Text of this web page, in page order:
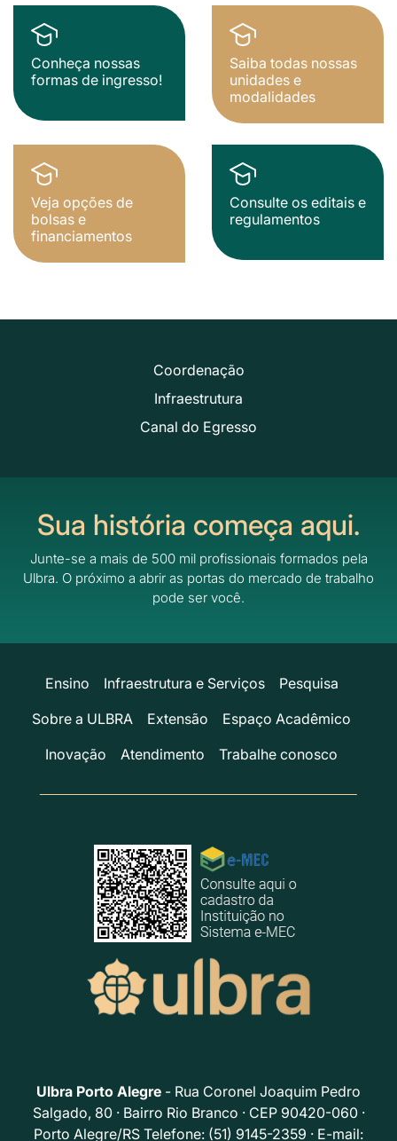
Conheça nossas
formas de ingresso!
Saiba todas nossas
unidades e
modalidades
Veja opções de
bolsas e
financiamentos
Consulte os editais e
regulamentos
Coordenação
Infraestrutura
Canal do Egresso
Sua história começa aqui.
Junte-se a mais de 500 mil profissionais formados pela
Ulbra. O próximo a abrir as portas do mercado de trabalho
pode ser você.
Ensino Infraestrutura e Serviços
Pesquisa
Sobre a ULBRA
Extensão
Espaço Acadêmico
Inovação
Atendimento Trabalhe conosco
Ulbra Porto Alegre - Rua Coronel Joaquim Pedro
Salgado, 80 · Bairro Rio Branco · CEP 90420-060 ·
Porto Alegre/RS Telefone: (51) 9145-2359 · E-mail: